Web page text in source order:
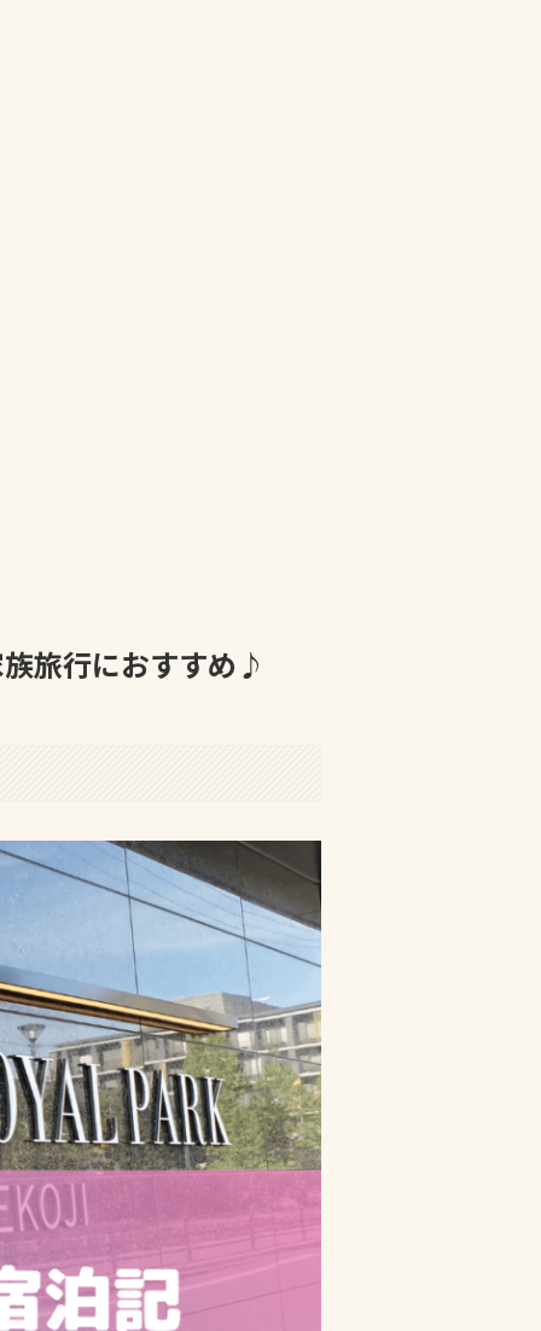
旅行におすすめ♪